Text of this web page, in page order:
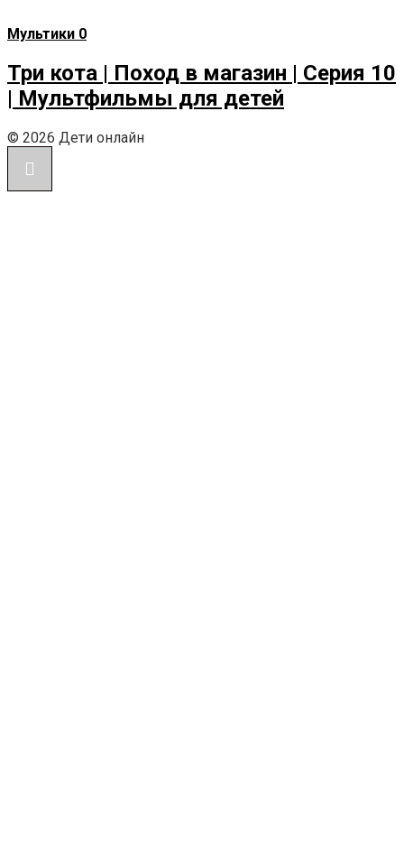
Мультики 0
Три кота | Поход в магазин | Серия 10
| Мультфильмы для детей
© 2026 Дети онлайн